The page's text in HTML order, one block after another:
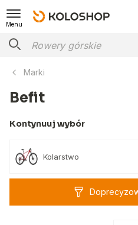
Menu
Marki
Befit
Kontynuuj wybór
Kolarstwo